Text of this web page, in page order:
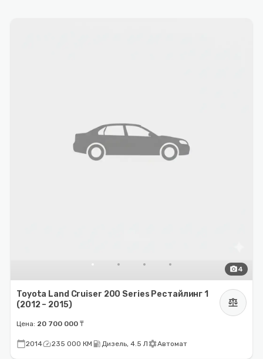
photo_camera4
Toyota Land Cruiser 200 Series Рестайлинг 1
(2012 – 2015)
balance
Цена: 20 700 000 ₸
calendar_today2014speed235 000 КМ local_gas_station Дизель, 4.5 ЛsettingsАвтомат